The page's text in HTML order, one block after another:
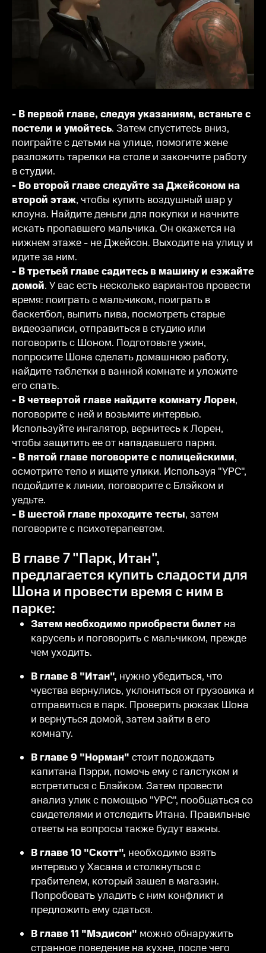
- В первой главе, следуя указаниям, встаньте с
постели и умойтесь. Затем спуститесь вниз,
поиграйте с детьми на улице, помогите жене
разложить тарелки на столе и закончите работу
в студии.
- Во второй главе следуйте за Джейсоном на
второй этаж, чтобы купить воздушный шар у
клоуна. Найдите деньги для покупки и начните
искать пропавшего мальчика. Он окажется на
нижнем этаже - не Джейсон. Выходите на улицу и
идите за ним.
- В третьей главе садитесь в машину и езжайте
домой. У вас есть несколько вариантов провести
время: поиграть с мальчиком, поиграть в
баскетбол, выпить пива, посмотреть старые
видеозаписи, отправиться в студию или
поговорить с Шоном. Подготовьте ужин,
попросите Шона сделать домашнюю работу,
найдите таблетки в ванной комнате и уложите
его спать.
- В четвертой главе найдите комнату Лорен,
поговорите с ней и возьмите интервью.
Используйте ингалятор, вернитесь к Лорен,
чтобы защитить ее от нападавшего парня.
- В пятой главе поговорите с полицейскими,
осмотрите тело и ищите улики. Используя "УРС",
подойдите к линии, поговорите с Блэйком и
уедьте.
- В шестой главе проходите тесты, затем
поговорите с психотерапевтом.
В главе 7 "Парк, Итан",
предлагается купить сладости для
Шона и провести время с ним в
парке:
Затем необходимо приобрести билет на
карусель и поговорить с мальчиком, прежде
чем уходить.
В главе 8 "Итан", нужно убедиться, что
чувства вернулись, уклониться от грузовика и
отправиться в парк. Проверить рюкзак Шона
и вернуться домой, затем зайти в его
комнату.
В главе 9 "Норман" стоит подождать
капитана Пэрри, помочь ему с галстуком и
встретиться с Блэйком. Затем провести
анализ улик с помощью "УРС", пообщаться со
свидетелями и отследить Итана. Правильные
ответы на вопросы также будут важны.
В главе 10 "Скотт", необходимо взять
интервью у Хасана и столкнуться с
грабителем, который зашел в магазин.
Попробовать уладить с ним конфликт и
предложить ему сдаться.
В главе 11 "Мэдисон" можно обнаружить
странное поведение на кухне, после чего